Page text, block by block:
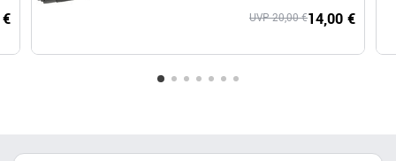
14,00 €
UVP 20,00 €